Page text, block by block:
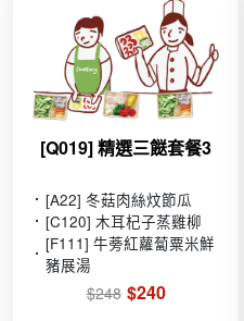
[Q019] 精選三餸套餐3
[A22] 冬菇肉絲炆節瓜
[C120] 木耳杞子蒸雞柳
[F111] 牛蒡紅蘿蔔粟米鮮
豬展湯
$248 $240